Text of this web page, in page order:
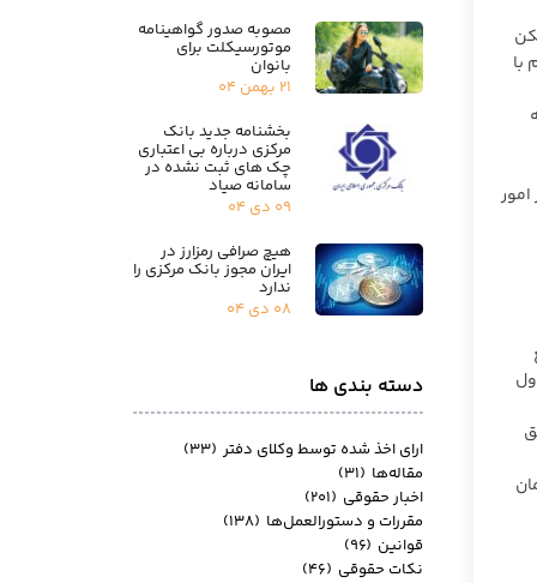
لکن
با
دسته بندی ها
مصوبه صدور گواهینامه
موتورسیکلت برای
بانوان
۲۱ بهمن ۰۴
بخشنامه جدید بانک
مرکزی درباره بی اعتباری
چک های ثبت نشده در
سامانه صیاد
۰۹ دی ۰۴
هیچ صرافی رمزارز در
ایران مجوز بانک مرکزی را
ندارد
۰۸ دی ۰۴
ارای اخذ شده توسط وکلای دفتر (۳۳)
مقاله‌ها (۳۱)
اخبار حقوقی (۲۰۱)
مقررات و دستورالعمل‌ها (۱۳۸)
قوانین (۹۶)
نکات حقوقی (۴۶)